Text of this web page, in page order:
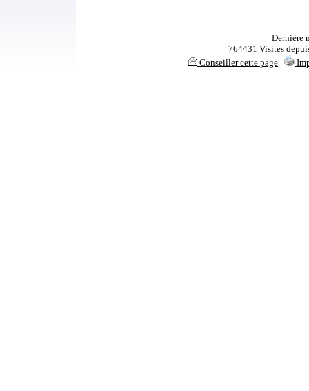
Dernière
764431 Visites
Conseiller cette page |